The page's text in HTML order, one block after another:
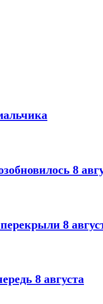
8
8
8 августа